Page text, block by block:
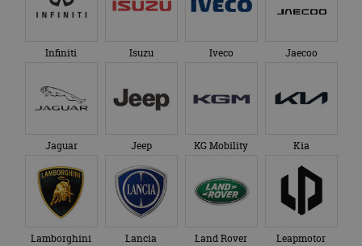
Infiniti Isuzu Iveco Jaecoo
Jaguar Jeep KG Mobility Kia
Lamborghini Lancia Land Rover Leapmotor